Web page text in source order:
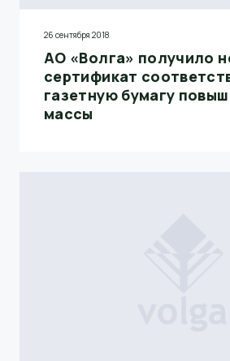
26 сентября 2018
АО «Волга» получило
сертификат
газетную бумагу
массы